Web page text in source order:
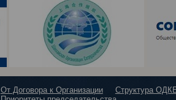
От Договора к Организации Структура